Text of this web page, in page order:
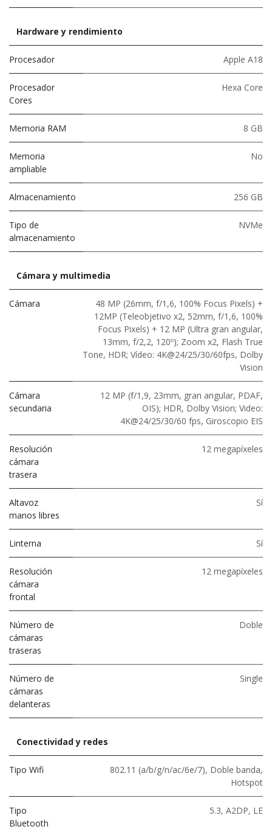
Hardware y rendimiento
Procesador Apple A18
Procesador
Cores
Hexa Core
Memoria RAM 8 GB
Memoria
ampliable
No
Almacenamiento 256 GB
Tipo de
almacenamiento
NVMe
Cámara y multimedia
Cámara
48 MP (26mm, f/1,6, 100% Focus Pixels) +
12MP (Teleobjetivo x2, 52mm, f/1,6, 100%
Focus Pixels) + 12 MP (Ultra gran angular,
13mm, f/2,2, 120º); Zoom x2, Flash True
Tone, HDR; Vídeo: 4K@24/25/30/60fps, Dolby
Vision
Cámara
secundaria
12 MP (f/1,9, 23mm, gran angular, PDAF,
OIS); HDR, Dolby Vision; Video:
4K@24/25/30/60 fps, Giroscopio EIS
Resolución
cámara
trasera
12 megapíxeles
Altavoz
manos libres
Sí
Linterna Sí
Resolución
cámara
frontal
12 megapíxeles
Número de
cámaras
traseras
Doble
Número de
cámaras
delanteras
Single
Conectividad y redes
Tipo Wifi 802.11 (a/b/g/n/ac/6e/7), Doble banda,
Hotspot
Tipo
Bluetooth
5.3, A2DP, LE